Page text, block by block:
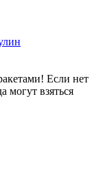
Если нет
могут взяться